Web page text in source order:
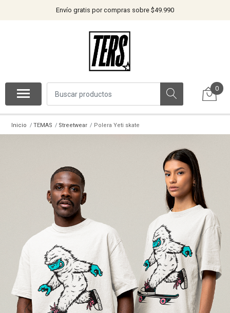
Envío gratis por compras sobre $49.990
0
Inicio TEMAS Streetwear Polera Yeti skate